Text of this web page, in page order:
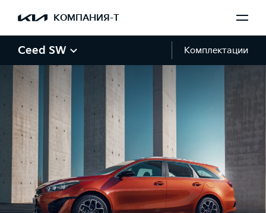
КОМПАНИЯ-Т
Ceed SW Комплектации